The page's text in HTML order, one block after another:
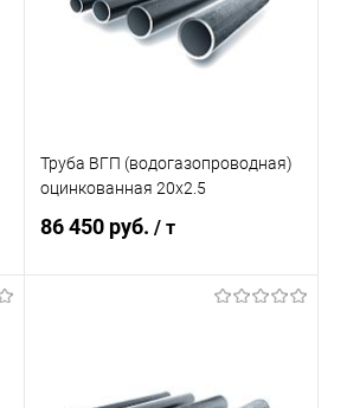
В избранное Под заказ
Труба ВГП (водогазопроводная)
оцинкованная 20х2.5
86 450 руб./ т
Купить в 1 клик